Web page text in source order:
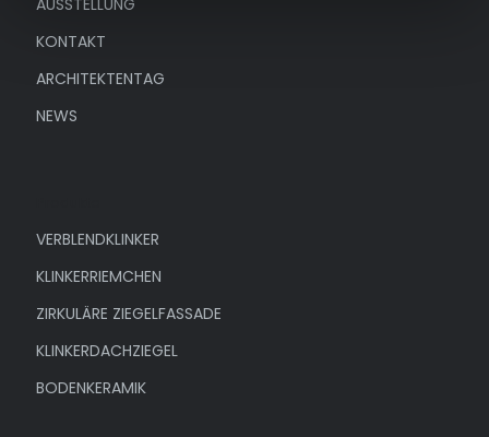
KONTAKT
ARCHITEKTENTAG
NEWS
VERBLENDKLINKER
KLINKERRIEMCHEN
ZIRKULÄRE ZIEGELFASSADE
KLINKERDACHZIEGEL
BODENKERAMIK